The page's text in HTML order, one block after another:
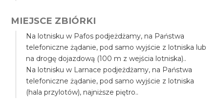
MIEJSCE ZBIÓRKI
Na lotnisku w Pafos podjeżdżamy, na Państwa
telefoniczne żądanie, pod samo wyjście z lotniska lub
na drogę dojazdową (100 m z wejścia lotniska)..
Na lotnisku w Larnace podjeżdżamy, na Państwa
telefoniczne żądanie, pod samo wyjście z lotniska
(hala przylotów), najniższe piętro..